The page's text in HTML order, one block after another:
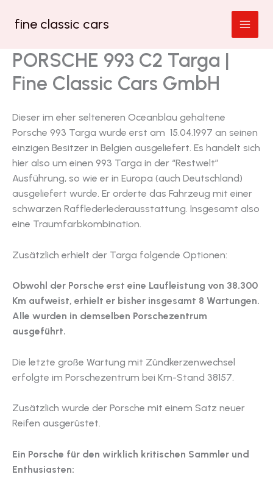
Inhaltfine classic cars
PORSCHE 993 C2 Targa |
Fine Classic Cars GmbH
Dieser im eher selteneren Oceanblau gehaltene
Porsche 993 Targa wurde erst am 15.04.1997 an seinen
einzigen Besitzer in Belgien ausgeliefert. Es handelt sich
hier also um einen 993 Targa in der “Restwelt”
Ausführung, so wie er in Europa (auch Deutschland)
ausgeliefert wurde. Er orderte das Fahrzeug mit einer
schwarzen Rafflederlederausstattung. Insgesamt also
eine Traumfarbkombination.
Zusätzlich erhielt der Targa folgende Optionen:
Obwohl der Porsche erst eine Laufleistung von 38.300
Km aufweist, erhielt er bisher insgesamt 8 Wartungen.
Alle wurden in demselben Porschezentrum
ausgeführt.
Die letzte große Wartung mit Zündkerzenwechsel
erfolgte im Porschezentrum bei Km-Stand 38157.
Zusätzlich wurde der Porsche mit einem Satz neuer
Reifen ausgerüstet.
Ein Porsche für den wirklich kritischen Sammler und
Enthusiasten: